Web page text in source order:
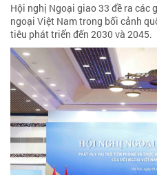
Hội nghị Ngoại giao 33 đề ra các
ngoại Việt Nam trong bối cảnh
tiêu phát triển đến 2030 và 2045.